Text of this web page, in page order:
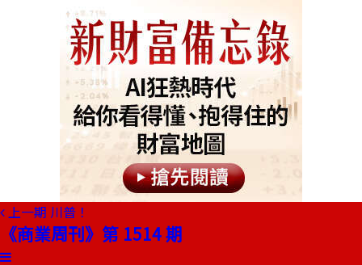
上一期 川普！
《商業周刊》第 1514 期